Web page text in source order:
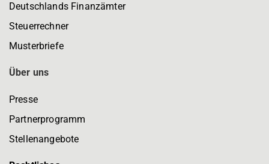
Deutschlands Finanzämter
Steuerrechner
Musterbriefe
Über uns
Presse
Partnerprogramm
Stellenangebote